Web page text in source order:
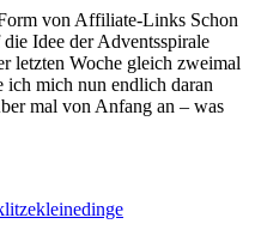
von Affiliate-Links Schon
Idee der Adventsspirale
letzten Woche gleich zweimal
ich mich nun endlich daran
mal von Anfang an – was